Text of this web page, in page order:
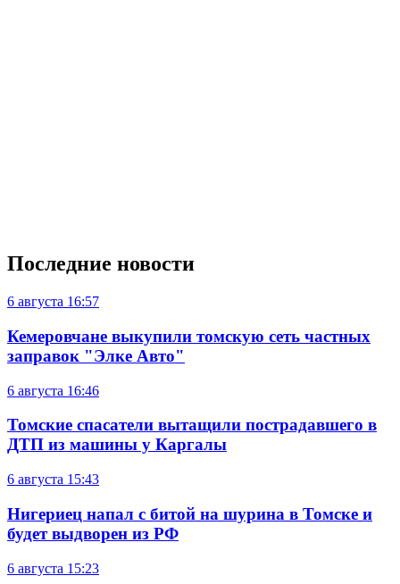
Последние новости
6 августа 16:57
Кемеровчане выкупили томскую сеть частных
заправок "Элке Авто"
6 августа 16:46
Томские спасатели вытащили пострадавшего в
ДТП из машины у Каргалы
6 августа 15:43
Нигериец напал с битой на шурина в Томске и
будет выдворен из РФ
6 августа 15:23